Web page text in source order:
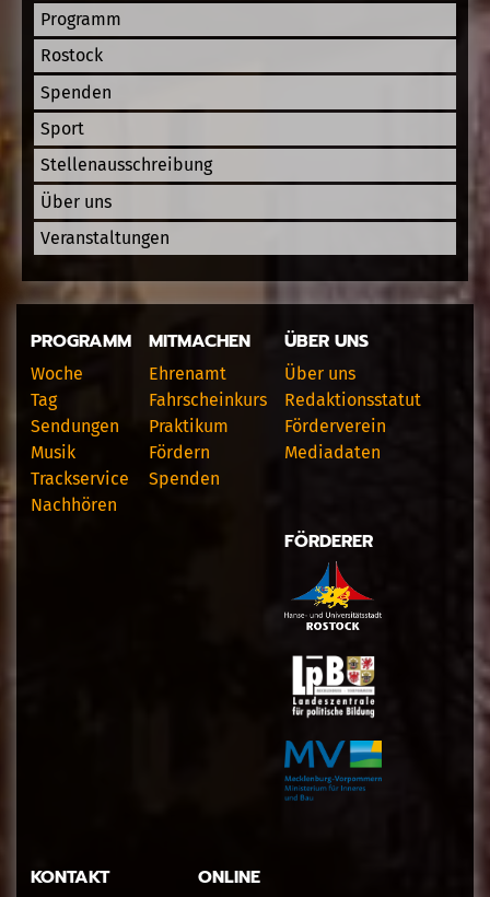
Programm
Rostock
Spenden
Sport
Stellenausschreibung
Über uns
Veranstaltungen
PROGRAMM
Woche
Tag
Sendungen
Musik
Trackservice
Nachhören
MITMACHEN
Ehrenamt
Fahrscheinkurs
Praktikum
Fördern
Spenden
ÜBER UNS
Über uns
Redaktionsstatut
Förderverein
Mediadaten
FÖRDERER
KONTAKT ONLINE